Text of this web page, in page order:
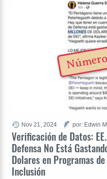
Verificación de Datos:
Defensa No Está
Dolares en Programas
Inclusión
Nov 21, 2024 por: Edwin